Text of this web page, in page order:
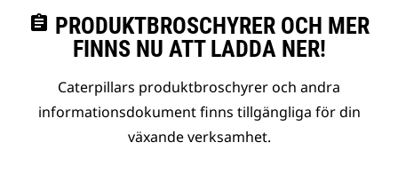
assignment PRODUKTBROSCHYRER OCH MER
FINNS NU ATT LADDA NER!
Caterpillars produktbroschyrer och andra
informationsdokument finns tillgängliga för din
växande verksamhet.